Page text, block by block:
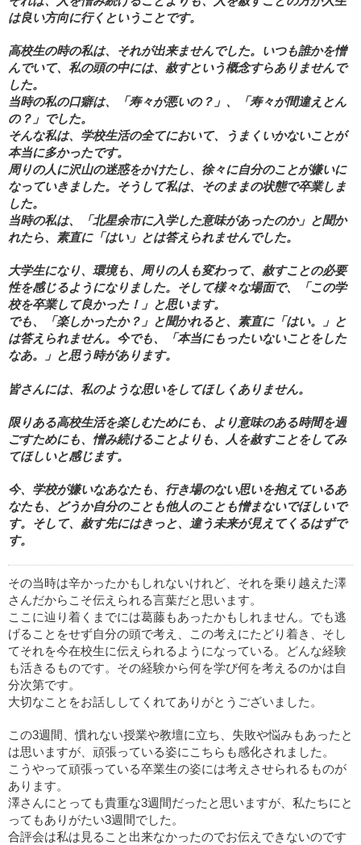
は良い方向に行くということです。
高校生の時の私は、それが出来ませんでした。いつも誰かを憎
んでいて、私の頭の中には、赦すという概念すらありませんで
した。
当時の私の口癖は、「寿々が悪いの？」、「寿々が間違えとん
の？」でした。
そんな私は、学校生活の全てにおいて、うまくいかないことが
本当に多かったです。
周りの人に沢山の迷惑をかけたし、徐々に自分のことが嫌いに
なっていきました。そうして私は、そのままの状態で卒業しま
した。
当時の私は、「北星余市に入学した意味があったのか」と聞か
れたら、素直に「はい」とは答えられませんでした。
大学生になり、環境も、周りの人も変わって、赦すことの必要
性を感じるようになりました。そして様々な場面で、「この学
校を卒業して良かった！」と思います。
でも、「楽しかったか？」と聞かれると、素直に「はい。」と
は答えられません。今でも、「本当にもったいないことをした
なあ。」と思う時があります。
皆さんには、私のような思いをしてほしくありません。
限りある高校生活を楽しむためにも、より意味のある時間を過
ごすためにも、憎み続けることよりも、人を赦すことをしてみ
てほしいと感じます。
今、学校が嫌いなあなたも、行き場のない思いを抱えているあ
なたも、どうか自分のことも他人のことも憎まないでほしいで
す。そして、赦す先にはきっと、違う未来が見えてくるはずで
す。
その当時は辛かったかもしれないけれど、それを乗り越えた澤
さんだからこそ伝えられる言葉だと思います。
ここに辿り着くまでには葛藤もあったかもしれません。でも逃
げることをせず自分の頭で考え、この考えにたどり着き、そし
てそれを今在校生に伝えられるようになっている。どんな経験
も活きるものです。その経験から何を学び何を考えるのかは自
分次第です。
大切なことをお話ししてくれてありがとうございました。
この3週間、慣れない授業や教壇に立ち、失敗や悩みもあったと
は思いますが、頑張っている姿にこちらも感化されました。
こうやって頑張っている卒業生の姿には考えさせられるものが
あります。
澤さんにとっても貴重な3週間だったと思いますが、私たちにと
ってもありがたい3週間でした。
合評会は私は見ること出来なかったのでお伝えできないのです